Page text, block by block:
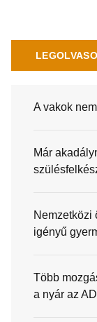
A vakok
Már
Nemzetközi
igényű
Több
a nyár az